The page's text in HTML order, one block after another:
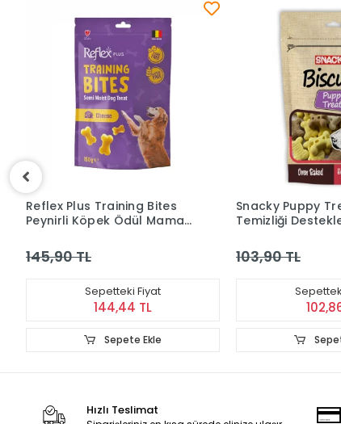
Snacky Puppy Treats Diş
Temizliği Destekleyici Köpek
103,90 TL
Sepetteki Fiyat
102,86 TL
Sepete Ekle
Snacky Junior
Temizliği
103,90 TL
Hızlı Teslimat